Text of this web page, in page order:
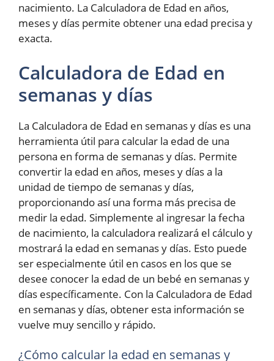
nacimiento. La Calculadora de Edad en años,
meses y días permite obtener una edad precisa y
exacta.
Calculadora de Edad en
semanas y días
La Calculadora de Edad en semanas y días es una
herramienta útil para calcular la edad de una
persona en forma de semanas y días. Permite
convertir la edad en años, meses y días a la
unidad de tiempo de semanas y días,
proporcionando así una forma más precisa de
medir la edad. Simplemente al ingresar la fecha
de nacimiento, la calculadora realizará el cálculo y
mostrará la edad en semanas y días. Esto puede
ser especialmente útil en casos en los que se
desee conocer la edad de un bebé en semanas y
días específicamente. Con la Calculadora de Edad
en semanas y días, obtener esta información se
vuelve muy sencillo y rápido.
¿Cómo calcular la edad en semanas y